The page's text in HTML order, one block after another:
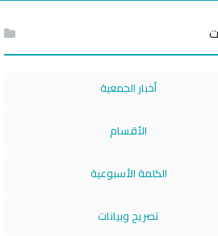
أخبار الجمعية
الأقسام
الكلمة الأسبوعية
تصريح وبيانات